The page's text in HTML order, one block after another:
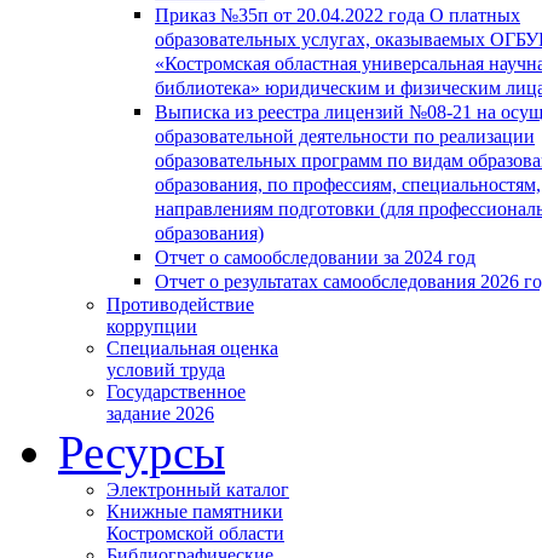
Приказ №35п от 20.04.2022 года О платных
образовательных услугах, оказываемых
«Костромская областная универсальная
библиотека» юридическим и физическим
Выписка из реестра лицензий №08-21 на
образовательной деятельности по реализации
образовательных программ по видам
образования, по профессиям, специальностям,
направлениям подготовки (для
образования)
Отчет о самообследовании за 2024 год
Отчет о результатах самообследования 2026
Противодействие
коррупции
Специальная оценка
условий труда
Государственное
задание 2026
Ресурсы
Электронный каталог
Книжные памятники
Костромской области